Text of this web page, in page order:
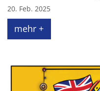
20. Feb. 2025
mehr +